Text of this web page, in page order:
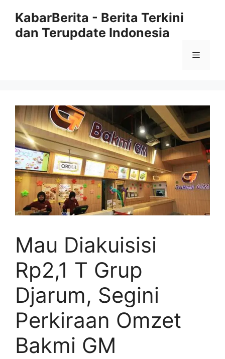
KabarBerita - Berita Terkini
dan Terupdate Indonesia
Menu
Mau Diakuisisi
Rp2,1 T Grup
Djarum, Segini
Perkiraan Omzet
Bakmi GM